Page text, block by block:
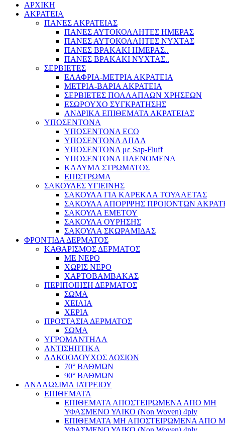
ΑΡΧΙΚΗ
ΑΚΡΑΤΕΙΑ
ΠΑΝΕΣ ΑΚΡΑΤΕΙΑΣ
ΠΑΝΕΣ ΑΥΤΟΚΟΛΛΗΤΕΣ ΗΜΕΡΑΣ
ΠΑΝΕΣ ΑΥΤΟΚΟΛΛΗΤΕΣ ΝΥΧΤΑΣ
ΠΑΝΕΣ ΒΡΑΚΑΚΙ ΗΜΕΡΑΣ..
ΠΑΝΕΣ ΒΡΑΚΑΚΙ ΝΥΧΤΑΣ..
ΣΕΡΒΙΕΤΕΣ
ΕΛΑΦΡΙΑ-ΜΕΤΡΙΑ ΑΚΡΑΤΕΙΑ
ΜΕΤΡΙΑ-ΒΑΡΙΑ ΑΚΡΑΤΕΙΑ
ΣΕΡΒΙΕΤΕΣ ΠΟΛΛΑΠΛΩΝ ΧΡΗΣΕΩΝ
ΕΣΩΡΟΥΧΟ ΣΥΓΚΡΑΤΗΣΗΣ
ΑΝΔΡΙΚΑ ΕΠΙΘΕΜΑΤΑ ΑΚΡΑΤΕΙΑΣ
ΥΠΟΣΕΝΤΟΝΑ
ΥΠΟΣΕΝΤΟΝΑ ECO
ΥΠΟΣΕΝΤΟΝΑ ΑΠΛΑ
ΥΠΟΣΕΝΤΟΝΑ με Sap-Fluff
ΥΠΟΣΕΝΤΟΝΑ ΠΛΕΝΟΜΕΝΑ
ΚΑΛΥΜΑ ΣΤΡΩΜΑΤΟΣ
ΕΠΙΣΤΡΩΜΑ
ΣΑΚΟΥΛΕΣ ΥΓΙΕΙΝΗΣ
ΣΑΚΟΥΛΑ ΓΙΑ ΚΑΡΕΚΛΑ ΤΟΥΑΛΕΤΑΣ
ΣΑΚΟΥΛΑ ΑΠΟΡΙΨΗΣ ΠΡΟΙΟΝΤΩΝ
ΣΑΚΟΥΛΑ ΕΜΕΤΟΥ
ΣΑΚΟΥΛΑ ΟΥΡΗΣΗΣ
ΣΑΚΟΥΛΑ ΣΚΩΡΑΜΙΔΑΣ
ΦΡΟΝΤΙΔΑ ΔΕΡΜΑΤΟΣ
ΚΑΘΑΡΙΣΜΟΣ ΔΕΡΜΑΤΟΣ
ΜΕ ΝΕΡΟ
ΧΩΡΙΣ ΝΕΡΟ
ΧΑΡΤΟΒΑΜΒΑΚΑΣ
ΠΕΡΙΠΟΙΗΣΗ ΔΕΡΜΑΤΟΣ
ΣΩΜΑ
ΧΕΙΛΙΑ
ΧΕΡΙΑ
ΠΡΟΣΤΑΣΙΑ ΔΕΡΜΑΤΟΣ
ΣΩΜΑ
ΥΓΡΟΜΑΝΤΗΛΑ
ΑΝΤΙΣΗΠΤΙΚΑ
ΑΛΚΟΟΛΟΥΧΟΣ ΛΟΣΙΟΝ
70° ΒΑΘΜΩΝ
90° ΒΑΘΜΩΝ
ΑΝΑΛΩΣΙΜΑ ΙΑΤΡΕΙΟΥ
ΕΠΙΘΕΜΑΤΑ
ΕΠΙΘΕΜΑΤΑ ΑΠΟΣΤΕΙΡΩΜΕΝΑ ΑΠΟ ΜΗ
ΥΦΑΣΜΕΝΟ ΥΛΙΚΟ (Non Woven) 4ply
ΕΠΙΘΕΜΑΤΑ ΜΗ ΑΠΟΣΤΕΙΡΩΜΕΝΑ ΑΠΟ